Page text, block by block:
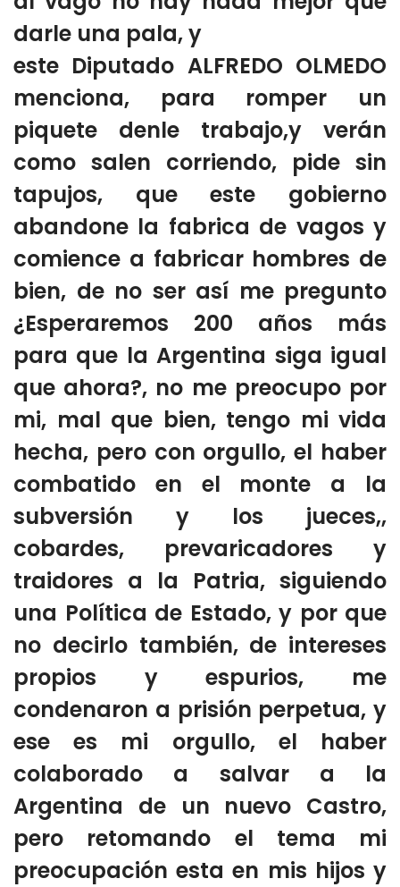
darle una pala, y
este Diputado ALFREDO OLMEDO
menciona, para romper un
piquete denle trabajo,y verán
como salen corriendo, pide sin
tapujos, que este gobierno
abandone la fabrica de vagos y
comience a fabricar hombres de
bien, de no ser así me pregunto
¿Esperaremos 200 años más
para que la Argentina siga igual
que ahora?, no me preocupo por
mi, mal que bien, tengo mi vida
hecha, pero con orgullo, el haber
combatido en el monte a la
subversión y los jueces,,
cobardes, prevaricadores y
traidores a la Patria, siguiendo
una Política de Estado, y por que
no decirlo también, de intereses
propios y espurios, me
condenaron a prisión perpetua, y
ese es mi orgullo, el haber
colaborado a salvar a la
Argentina de un nuevo Castro,
pero retomando el tema mi
preocupación esta en mis hijos y